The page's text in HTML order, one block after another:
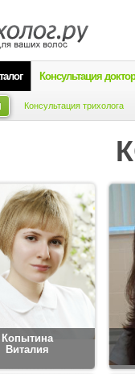
Консультация
Консультация трихолога
Копытина
Виталия